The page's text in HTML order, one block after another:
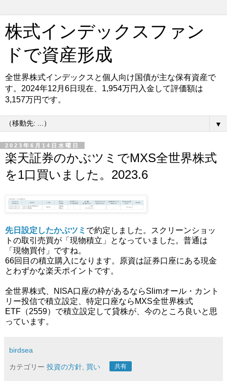
株式インデックスファン
ドで資産形成
全世界株式インデックスと個人向け国債が主な保有資産で
す。2024年12月6日現在、1,954万円入金して評価額は
3,157万円です。
▼
2023年6月14日水曜日
楽天証券のかぶツミでMXS全世界株式
を1口買いました。2023.6
先日設定したかぶツミ で約定しました。スクリーンショッ
トの取引売買が「現物積立」となっていました。普通は
「現物買付」ですね。
66回目の積立購入になります。原資は証券口座にある現金
とわずかな楽天ポイントです。
全世界株式、NISA口座の枠があるならSlimオール・カント
リー投信で積立設定、特定口座ならMXS全世界株式
ETF（2559）で積立設定して貸株が、今のところ良いと思
っています。
birdsea
カテゴリー 投資の方針 買い 共有